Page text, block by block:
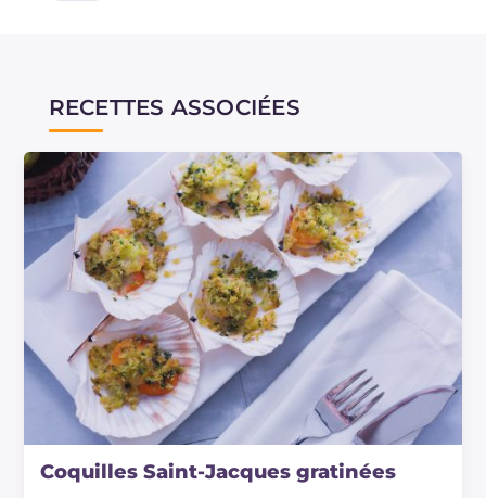
RECETTES ASSOCIÉES
Coquilles Saint-Jacques gratinées